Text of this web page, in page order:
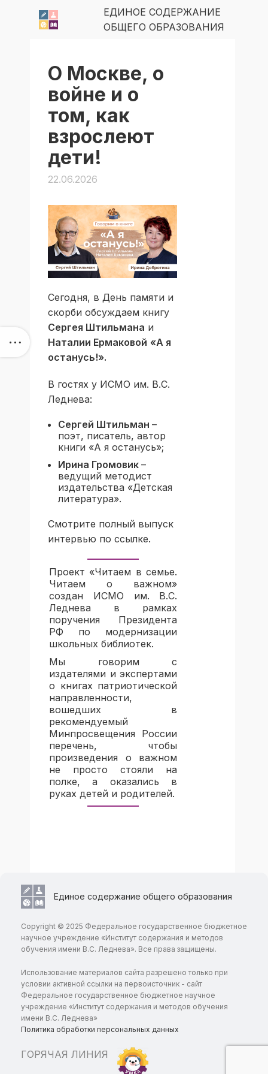
ЕДИНОЕ СОДЕРЖАНИЕ
ОБЩЕГО ОБРАЗОВАНИЯ
О Москве, о
войне и о
том, как
взрослеют
дети!
22.06.2026
Сегодня, в День памяти и
скорби обсуждаем книгу
Сергея Штильмана и
Наталии Ермаковой «А я
останусь!».
В гостях у ИСМО им. В.С.
Леднева:
Сергей Штильман –
поэт, писатель, автор
книги «А я останусь»;
Ирина Громовик –
ведущий методист
издательства «Детская
литература».
Смотрите полный выпуск
интервью по ссылке.
Проект «Читаем в семье.
Читаем о важном»
создан ИСМО им. В.С.
Леднева в рамках
поручения Президента
РФ по модернизации
школьных библиотек.
Мы говорим с
издателями и экспертами
о книгах патриотической
направленности,
вошедших в
рекомендуемый
Минпросвещения России
перечень, чтобы
произведения о важном
не просто стояли на
полке, а оказались в
руках детей и родителей.
Единое содержание общего образования
Copyright © 2025 Федеральное государственное бюджетное
научное учреждение «Институт содержания и методов
обучения имени В.С. Леднева». Все права защищены.
Использование материалов сайта разрешено только при
условии активной ссылки на первоисточник - сайт
Федеральное государственное бюджетное научное
учреждение «Институт содержания и методов обучения
имени В.С. Леднева»
Политика обработки персональных данных
ГОРЯЧАЯ ЛИНИЯ